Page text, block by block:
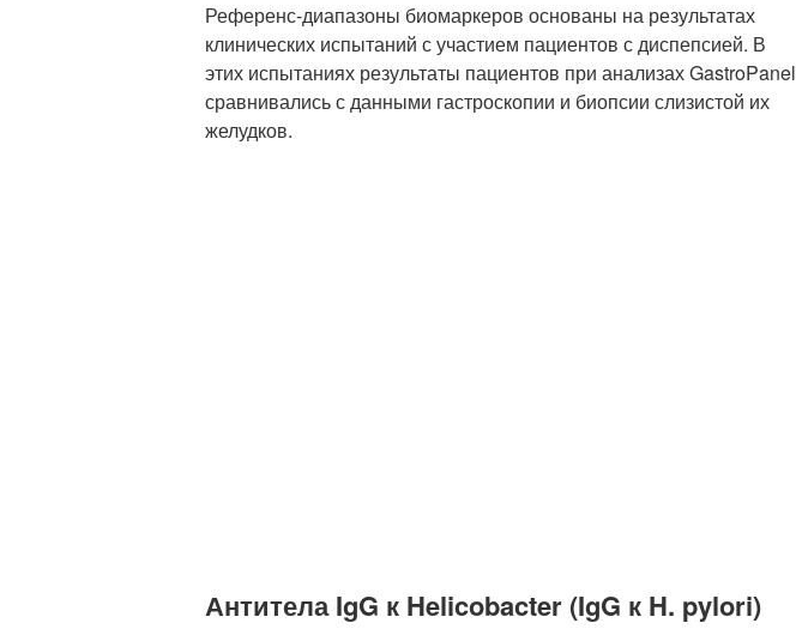
Референс-диапазоны биомаркеров основаны на результатах
клинических испытаний с участием пациентов с диспепсией. В
этих испытаниях результаты пациентов при анализах GastroPanel
сравнивались с данными гастроскопии и биопсии слизистой их
желудков.
Антитела IgG к Helicobacter (IgG к H. pylori)